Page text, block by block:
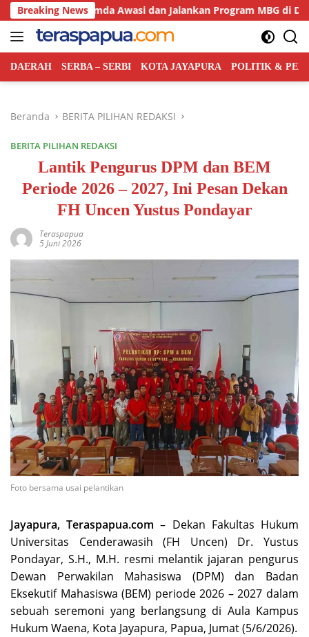
Langsung
ke
konten
Breaking News
Pemda Awasi dan Jalankan Program MBG di Daerah
DAERAH SERBA – SERBI KOTA JAYAPURA POLITIK &
Beranda BERITA PILIHAN REDAKSI
BERITA PILIHAN REDAKSI
Lantik Pengurus DPM dan BEM
Periode 2026 – 2027, Ini Pesan Dekan
FH Uncen Yustus Pondayar
Teraspapua
5 Juni 2026
Foto bersama usai pelantikan
Jayapura, Teraspapua.com – Dekan Fakultas Hukum
Universitas Cenderawasih (FH Uncen) Dr. Yustus
Pondayar, S.H., M.H. resmi melantik jajaran pengurus
Dewan Perwakilan Mahasiswa (DPM) dan Badan
Eksekutif Mahasiswa (BEM) periode 2026 – 2027 dalam
sebuah seremoni yang berlangsung di Aula Kampus
Hukum Waena, Kota Jayapura, Papua, Jumat (5/6/2026).